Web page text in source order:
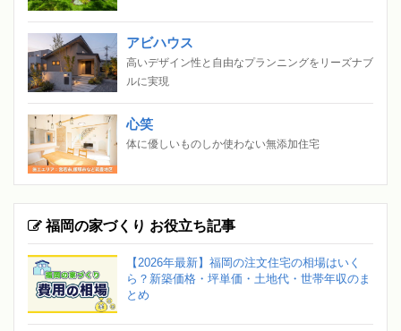
アビハウス
高いデザイン性と自由なプランニングをリーズナブ
ルに実現
心笑
体に優しいものしか使わない無添加住宅
福岡の家づくり お役立ち記事
【2026年最新】福岡の注文住宅の相場はいく
ら？新築価格・坪単価・土地代・世帯年収のま
とめ